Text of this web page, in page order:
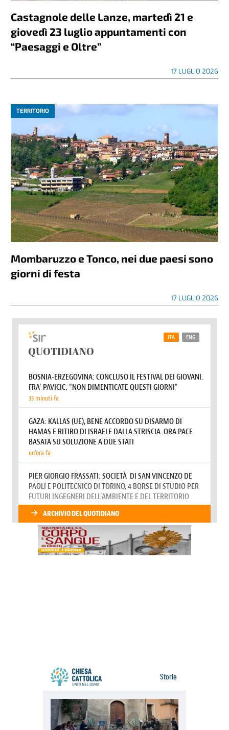
Castagnole delle Lanze, martedì 21 e
giovedì 23 luglio appuntamenti con
“Paesaggi e Oltre”
17 LUGLIO 2026
TERRITORIO
Mombaruzzo e Tonco, nei due paesi sono
giorni di festa
17 LUGLIO 2026